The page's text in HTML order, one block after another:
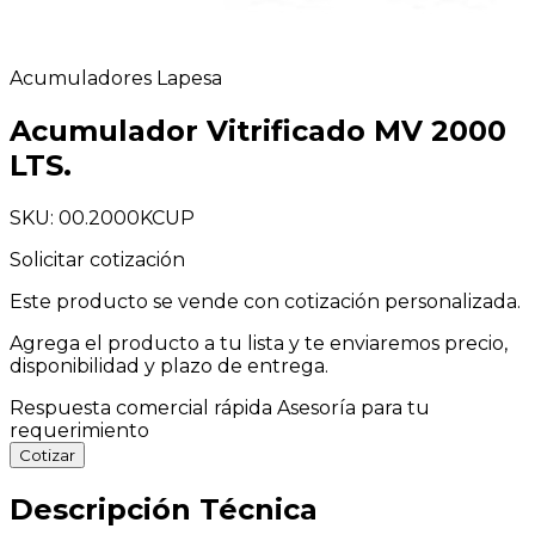
Acumuladores Lapesa
Acumulador Vitrificado MV 2000
LTS.
SKU: 00.2000KCUP
Solicitar cotización
Este producto se vende con cotización personalizada.
Agrega el producto a tu lista y te enviaremos precio,
disponibilidad y plazo de entrega.
Respuesta comercial rápida Asesoría para tu
requerimiento
Cotizar
Descripción Técnica